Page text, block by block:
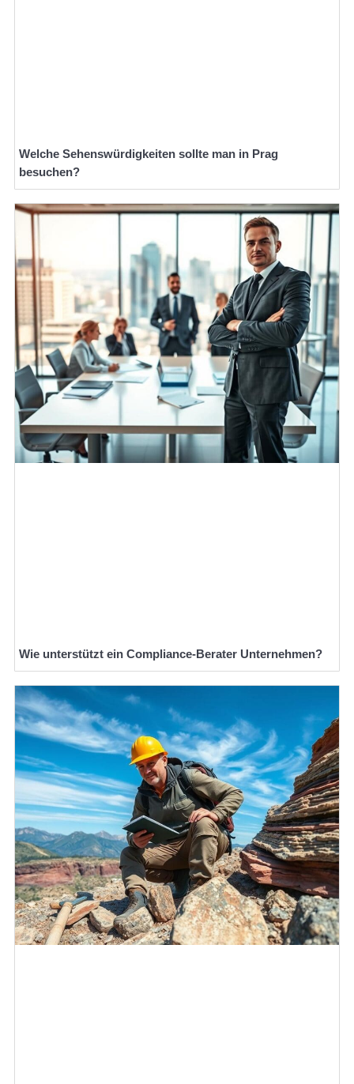
Welche Sehenswürdigkeiten sollte man in Prag
besuchen?
Wie unterstützt ein Compliance-Berater Unternehmen?